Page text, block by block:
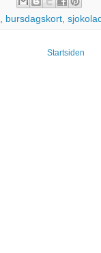
, bursdagskort,
Startsiden